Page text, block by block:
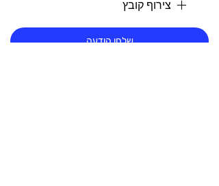
צירוף קובץ
שלחו הודעה